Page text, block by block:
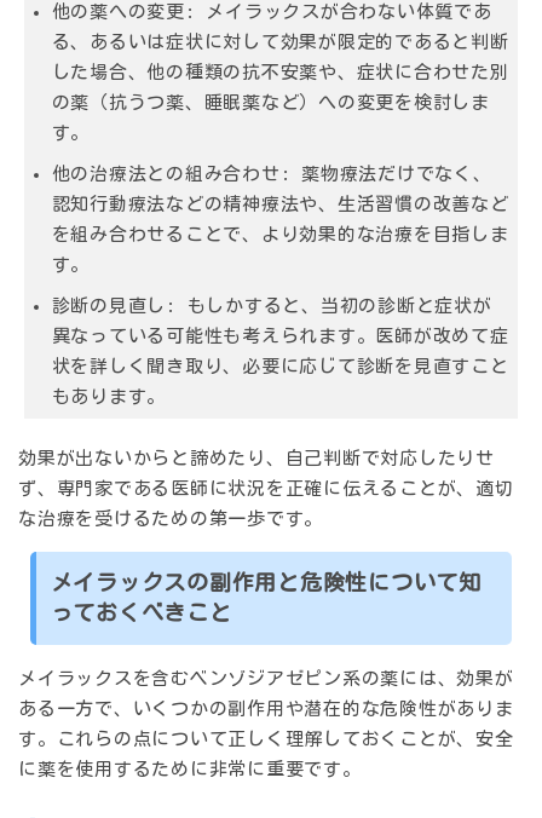
他の薬への変更:
メイラックスが合わない体質であ
る、あるいは症状に対して効果が限定的であると判断
した場合、他の種類の抗不安薬や、症状に合わせた別
の薬（抗うつ薬、睡眠薬など）への変更を検討しま
す。
他の治療法との組み合わせ:
薬物療法だけでなく、
認知行動療法などの精神療法や、生活習慣の改善など
を組み合わせることで、より効果的な治療を目指しま
す。
診断の見直し:
もしかすると、当初の診断と症状が
異なっている可能性も考えられます。医師が改めて症
状を詳しく聞き取り、必要に応じて診断を見直すこと
もあります。
効果が出ないからと諦めたり、自己判断で対応したりせ
ず、専門家である医師に状況を正確に伝えることが、適切
な治療を受けるための第一歩です。
メイラックスの副作用と危険性について知
っておくべきこと
メイラックスを含むベンゾジアゼピン系の薬には、効果が
ある一方で、いくつかの副作用や潜在的な危険性がありま
す。これらの点について正しく理解しておくことが、安全
に薬を使用するために非常に重要です。